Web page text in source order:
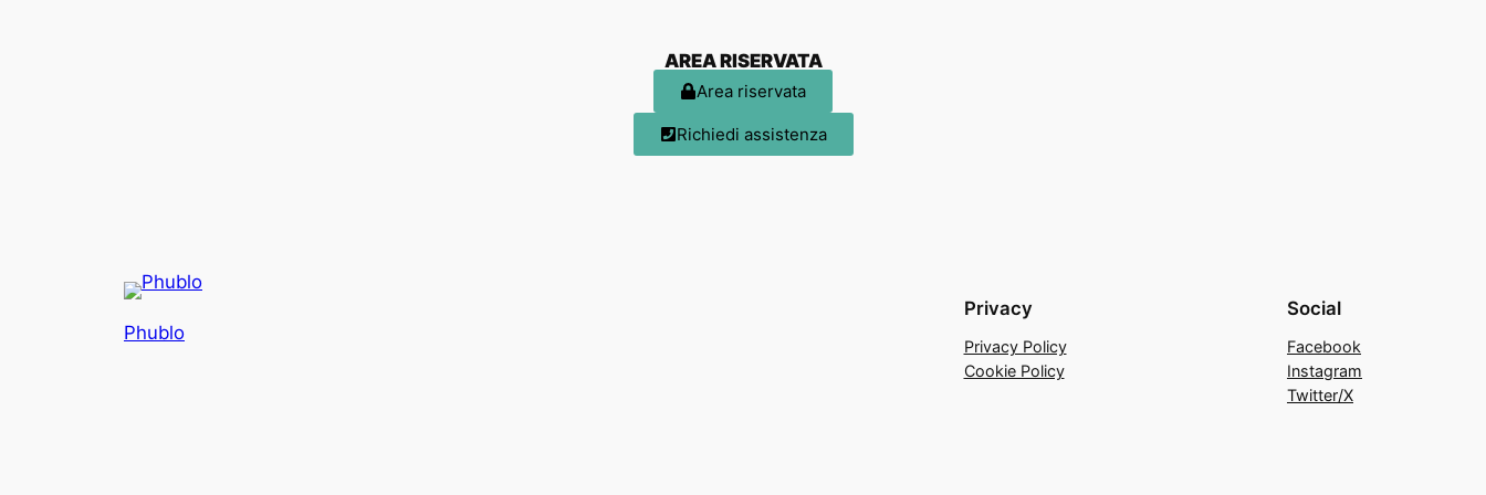
AREA RISERVATA
Area riservata
Richiedi assistenza
Phublo
Privacy
Privacy Policy
Cookie Policy
Social
Facebook
Instagram
Twitter/X